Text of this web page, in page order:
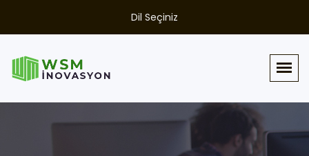
Dil Seçiniz